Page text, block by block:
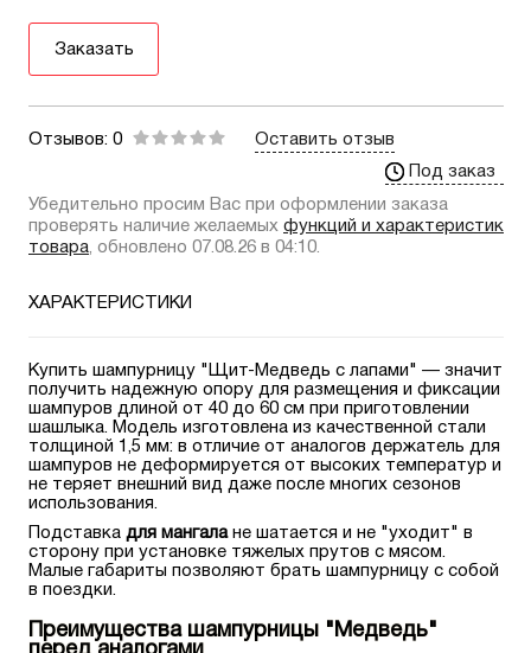
Заказать
Отзывов: 0
Оставить отзыв
Под заказ
Убедительно просим Вас при оформлении заказа
проверять наличие желаемых функций и характеристик
товара, обновлено 07.08.26 в 04:10.
ХАРАКТЕРИСТИКИ
Купить шампурницу "Щит-Медведь с лапами" — значит
получить надежную опору для размещения и фиксации
шампуров длиной от 40 до 60 см при приготовлении
шашлыка. Модель изготовлена из качественной стали
толщиной 1,5 мм: в отличие от аналогов держатель для
шампуров не деформируется от высоких температур и
не теряет внешний вид даже после многих сезонов
использования.
Подставка для мангалане шатается и не "уходит" в
сторону при установке тяжелых прутов с мясом.
Малые габариты позволяют брать шампурницу с собой
в поездки.
Преимущества шампурницы "Медведь"